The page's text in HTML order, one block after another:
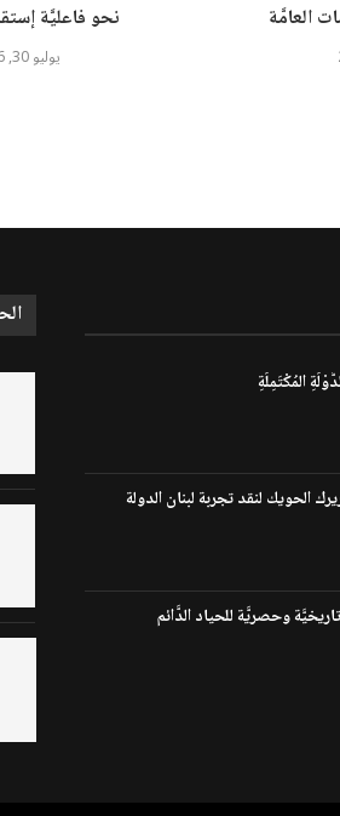
نحو فاعليَّة
يوليو 30, 2026
العامَّة
المُكْتَمِلَةِ
الحويك لنقد تجربة لبنان الدولة
وحصريَّة للحياد الدَّائم